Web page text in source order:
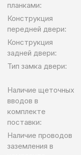
планками:
Конструкция
передней двери:
Конструкция
задней двери:
Тип замка двери:
Наличие щеточных
вводов в
комплекте
поставки:
Наличие проводов
заземления в